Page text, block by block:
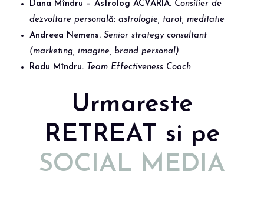
Dana Mîndru – Astrolog ACVARIA. Consilier de
dezvoltare personală: astrologie, tarot, meditatie
Andreea Nemens. Senior strategy consultant
(marketing, imagine, brand personal)
Radu Mîndru. Team Effectiveness Coach
Urmareste
RETREAT si pe
SOCIAL MEDIA